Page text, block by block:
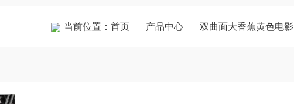
当前位置： 首页 产品中心 双曲面大香蕉黄色电影